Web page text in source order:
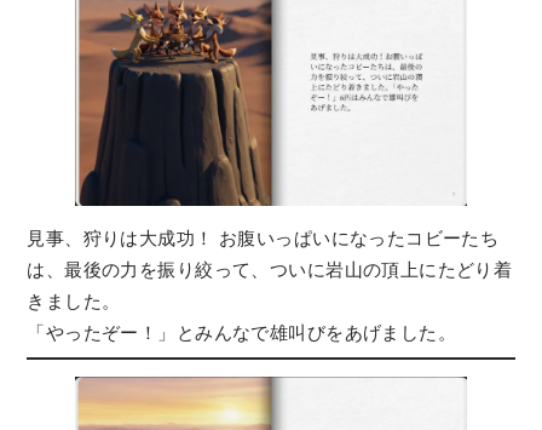
見事、狩りは大成功！ お腹いっぱいになったコビーたち
は、最後の力を振り絞って、ついに岩山の頂上にたどり着
きました。
「やったぞー！」とみんなで雄叫びをあげました。